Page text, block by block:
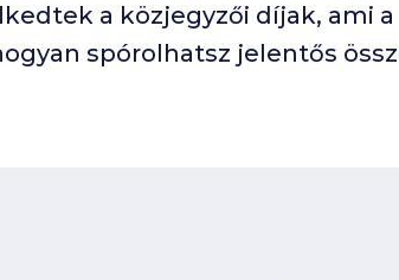
a közjegyzői díjak, ami
spórolhatsz jelentős